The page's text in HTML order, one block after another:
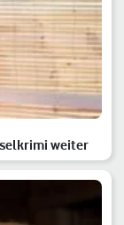
weiter